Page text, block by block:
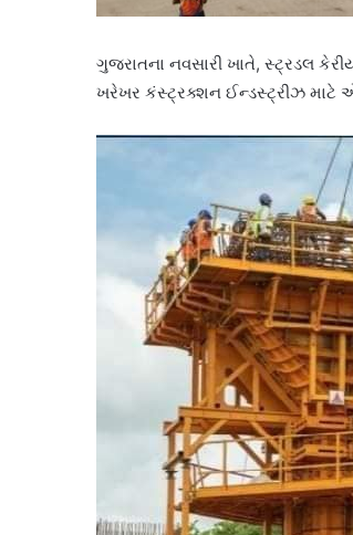
ગુજરાતના નવસારી ખાતે, સ્ટ્રડલ
ખરેખર કંસ્ટ્રક્શન ઈન્ડસ્ટ્રીઝ માટે